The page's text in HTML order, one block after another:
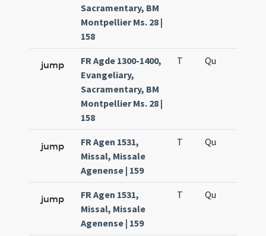
Sacramentary, BM
Montpellier Ms. 28 |
158
jump
FR Agde 1300-1400,
Evangeliary,
Sacramentary, BM
Montpellier Ms. 28 |
158
T Qu
jump
FR Agen 1531,
Missal, Missale
Agenense | 159
T Qu
jump
FR Agen 1531,
Missal, Missale
Agenense | 159
T Qu